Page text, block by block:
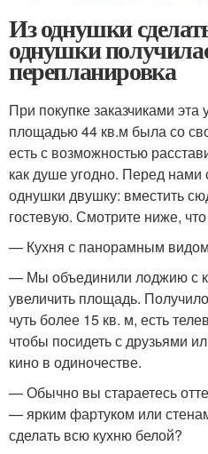
Из однушки
однушки
перепланировка
При покупке заказчиками эта
площадью 44 кв.м была со
есть с возможностью
как душе угодно. Перед нами
однушки двушку: вместить
гостевую. Смотрите ниже,
— Кухня с панорамным
— Мы объединили лоджию с
увеличить площадь.
чуть более 15 кв. м, есть
чтобы посидеть с друзьями
кино в одиночестве.
— Обычно вы стараетесь
— ярким фартуком или
сделать всю кухню белой?